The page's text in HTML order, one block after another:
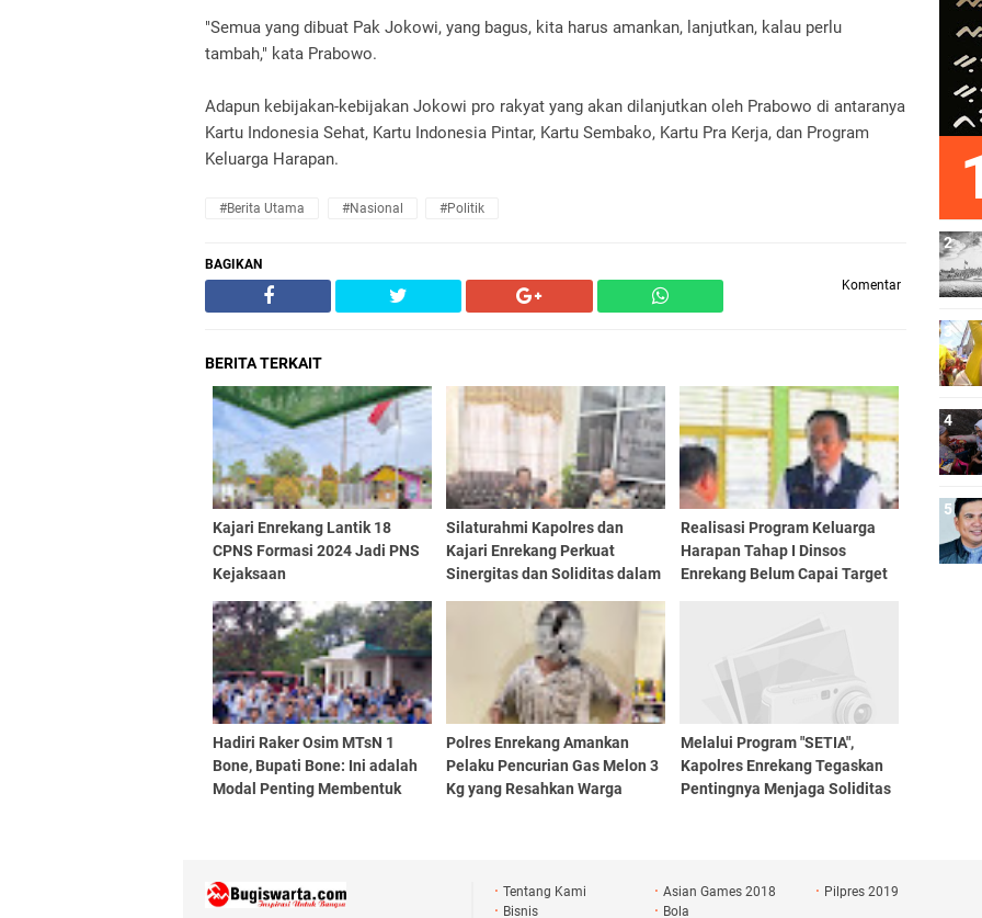
"Semua yang dibuat Pak Jokowi, yang bagus, kita harus amankan, lanjutkan, kalau perlu
tambah," kata Prabowo.
Adapun kebijakan-kebijakan Jokowi pro rakyat yang akan dilanjutkan oleh Prabowo di antaranya
Kartu Indonesia Sehat, Kartu Indonesia Pintar, Kartu Sembako, Kartu Pra Kerja, dan Program
Keluarga Harapan.
#Berita Utama #Nasional #Politik
BAGIKAN
Komentar
BERITA TERKAIT
Kajari Enrekang Lantik 18
CPNS Formasi 2024 Jadi PNS
Kejaksaan
Silaturahmi Kapolres dan
Kajari Enrekang Perkuat
Sinergitas dan Soliditas dalam
Realisasi Program Keluarga
Harapan Tahap I Dinsos
Enrekang Belum Capai Target
Hadiri Raker Osim MTsN 1
Bone, Bupati Bone: Ini adalah
Modal Penting Membentuk
Polres Enrekang Amankan
Pelaku Pencurian Gas Melon 3
Kg yang Resahkan Warga
Melalui Program "SETIA",
Kapolres Enrekang Tegaskan
Pentingnya Menjaga Soliditas
Tentang Kami Asian Games 2018
Pilpres 2019
Bisnis
Bola